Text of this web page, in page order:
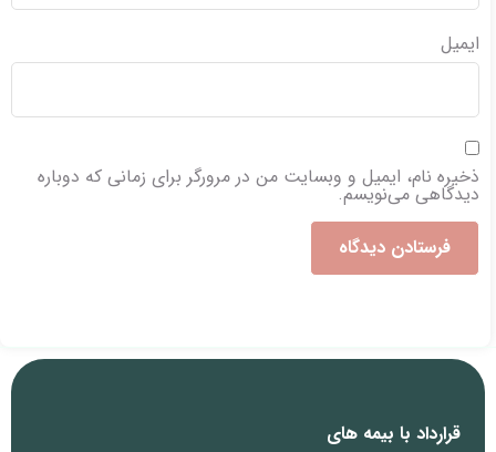
ایمیل
ذخیره نام، ایمیل و وبسایت من در مرورگر برای زمانی که دوباره
دیدگاهی می‌نویسم.
قرارداد با بیمه های